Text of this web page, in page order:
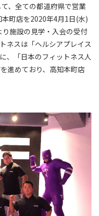
、全ての都道府県で営業
町店を2020年4月1日(水)
施設の見学・入会の受付
スは「ヘルシアプレイス
、「日本のフィットネス人
進めており、高知本町店